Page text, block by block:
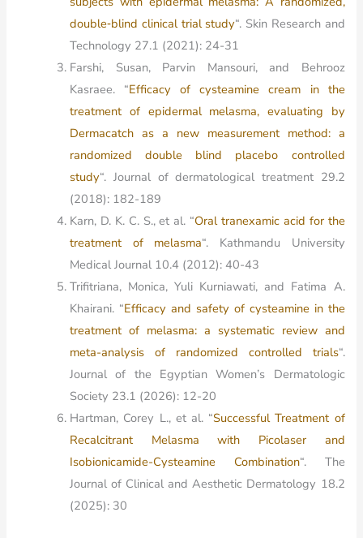
double‐blind clinical trial study“. Skin Research and
Technology 27.1 (2021): 24-31
Farshi, Susan, Parvin Mansouri, and Behrooz
Kasraee. “Efficacy of cysteamine cream in the
treatment of epidermal melasma, evaluating by
Dermacatch as a new measurement method: a
randomized double blind placebo controlled
study“. Journal of dermatological treatment 29.2
(2018): 182-189
Karn, D. K. C. S., et al. “Oral tranexamic acid for the
treatment of melasma“. Kathmandu University
Medical Journal 10.4 (2012): 40-43
Trifitriana, Monica, Yuli Kurniawati, and Fatima A.
Khairani. “Efficacy and safety of cysteamine in the
treatment of melasma: a systematic review and
meta-analysis of randomized controlled trials“.
Journal of the Egyptian Women’s Dermatologic
Society 23.1 (2026): 12-20
Hartman, Corey L., et al. “Successful Treatment of
Recalcitrant Melasma with Picolaser and
Isobionicamide-Cysteamine Combination“. The
Journal of Clinical and Aesthetic Dermatology 18.2
(2025): 30